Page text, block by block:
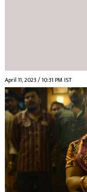
April 11, 2023 / 10:31 PM IST